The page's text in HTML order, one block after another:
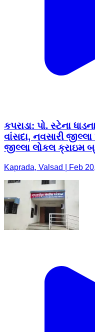
કપરાડા: પો. સ્ટેના
વાંસદા, નવસારી
જીલ્લા લોકલ ક્રાઇમ
Kaprada, Valsad | Feb